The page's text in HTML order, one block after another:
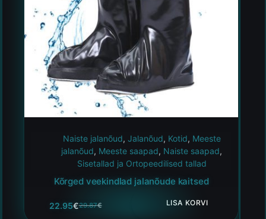
Naiste jalanõud, Jalanõud, Kotid, Meeste
jalanõud, Meeste saapad, Naiste saapad,
Sisetallad ja Ortopeedilised tallad
Kõrged veekindlad jalanõude kaitsed
29.87€
22.95€ LISA KORVI